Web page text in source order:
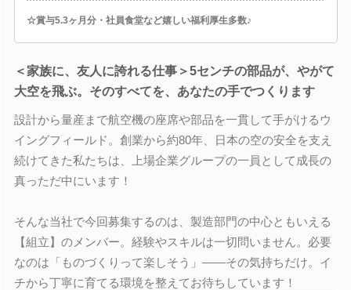
☆賞与5.3ヶ月分・社員食堂など嬉しい福利厚生多数♪
＜家族に、友人に誇れる仕事＞5センチの部品が、やがて
大空を飛ぶ。そのすべてを、あなたの手でつくります
設計から量産まで航空機の座席や部品を一貫して手がけるウ
イングフィールド。創業から約80年、日本の空の安全を支え
続けてきた私たちは、上場企業グループの一員として成長の
真っただ中にいます！
そんな当社で今回募集するのは、製造部門の中心ともいえる
【組立】のメンバー。経験やスキルは一切問いません。必要
なのは「ものづくりって楽しそう」――その気持ちだけ。イ
チから丁寧に育てる環境を整えてお待ちしています！